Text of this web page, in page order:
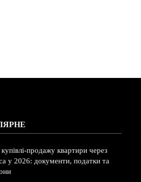
купівлі-продажу квартири через
у 2026: документи, податки та